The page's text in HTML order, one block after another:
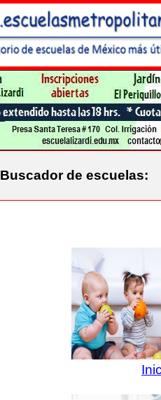
Buscador de escuelas: